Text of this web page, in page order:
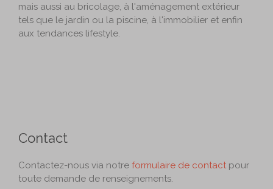
mais aussi au bricolage, à l'aménagement extérieur
tels que le jardin ou la piscine, à l'immobilier et enfin
aux tendances lifestyle.
Contact
Contactez-nous via notre formulaire de contact pour
toute demande de renseignements.